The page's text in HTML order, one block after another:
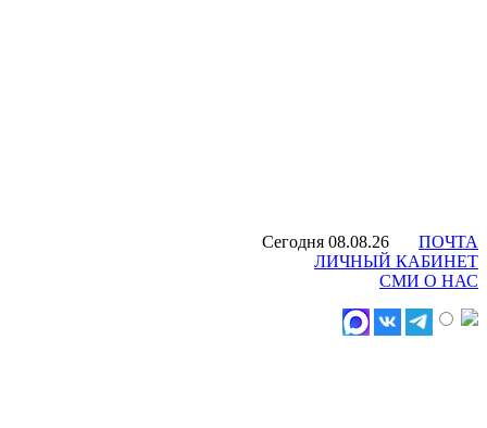
Сегодня 08.08.26
ПОЧТА
ЛИЧНЫЙ КАБИНЕТ
СМИ О НАС